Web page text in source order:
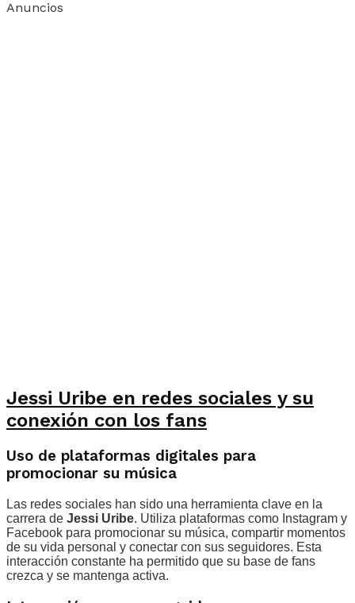
Anuncios
Jessi Uribe en redes sociales y su
conexión con los fans
Uso de plataformas digitales para
promocionar su música
Las redes sociales han sido una herramienta clave en la
carrera de Jessi Uribe. Utiliza plataformas como Instagram y
Facebook para promocionar su música, compartir momentos
de su vida personal y conectar con sus seguidores. Esta
interacción constante ha permitido que su base de fans
crezca y se mantenga activa.